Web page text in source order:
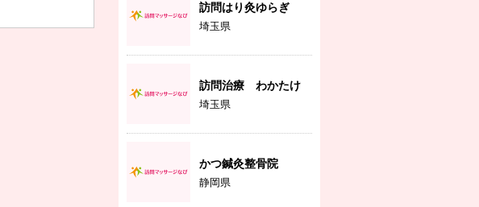
訪問はり灸ゆらぎ
埼玉県
訪問治療 わかたけ
埼玉県
かつ鍼灸整骨院
静岡県